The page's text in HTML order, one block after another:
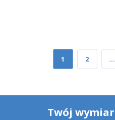
1 2 …
Twój